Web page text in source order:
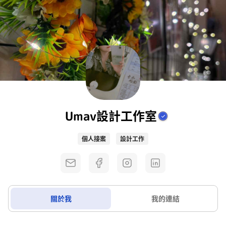
Umav設計工作室
個人接案 設計工作
關於我 我的連結